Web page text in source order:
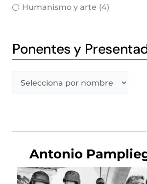
Humanismo y arte (4)
Ponentes y
Antonio